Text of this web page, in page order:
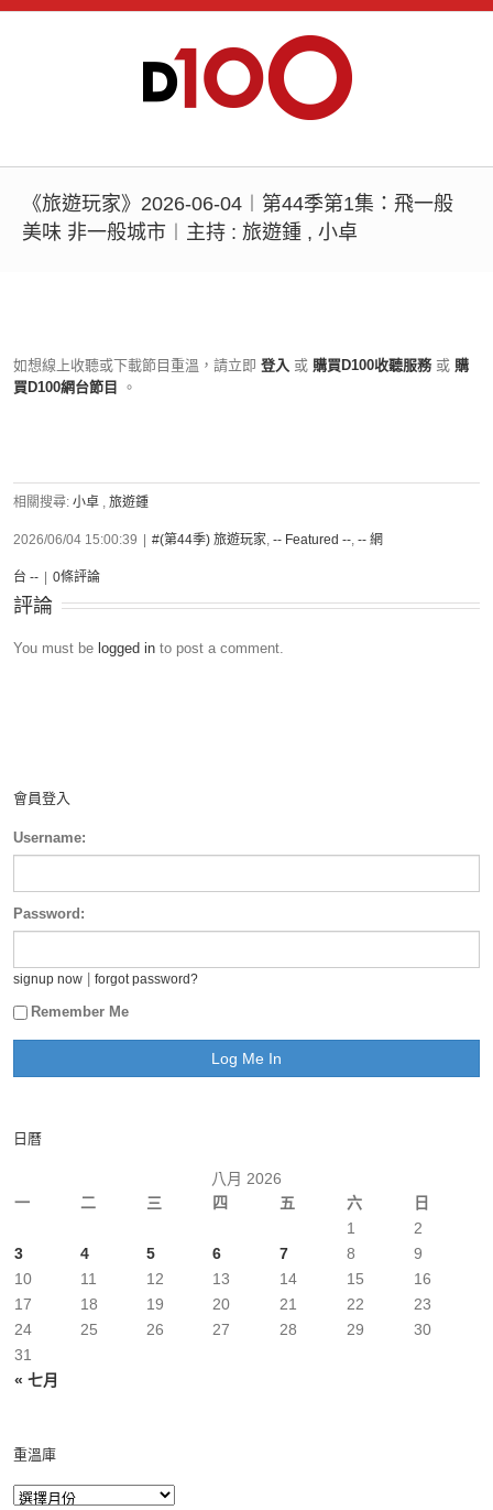
《旅遊玩家》2026-06-04︱第44季第1集：飛一般
美味 非一般城市︱主持 : 旅遊鍾 , 小卓
如想線上收聽或下載節目重溫，請立即 登入 或 購買D100收聽服務 或 購
買D100網台節目
。
相關搜尋: 小卓 , 旅遊鍾
2026/06/04 15:00:39 #(第44季) 旅遊玩家, -- Featured --, -- 網
台 -- 0條評論
評論
You must be logged in to post a comment.
會員登入
Username:
Password:
signup now forgot password?
Remember Me
日曆
八月 2026
一
二 三 四 五 六 日
« 七月
1
2
3
4 5 6 7 8
9
10
11 12 13 14 15
16
17
18 19 20 21 22
23
24
25 26 27 28 29
30
31
重溫庫